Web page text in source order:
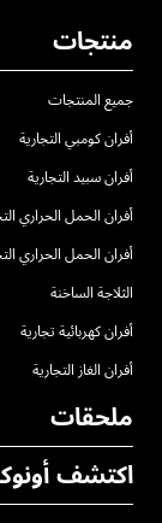
منتجات
جميع المنتجات
أفران كومبي التجارية
أفران سبيد التجارية
أفران الحمل الحراري
أفران الحمل الحراري
الثلاجة الساخنة
أفران كهربائية تجارية
أفران الغاز التجارية
ملحقات
جميع الملحقات
اكتشف